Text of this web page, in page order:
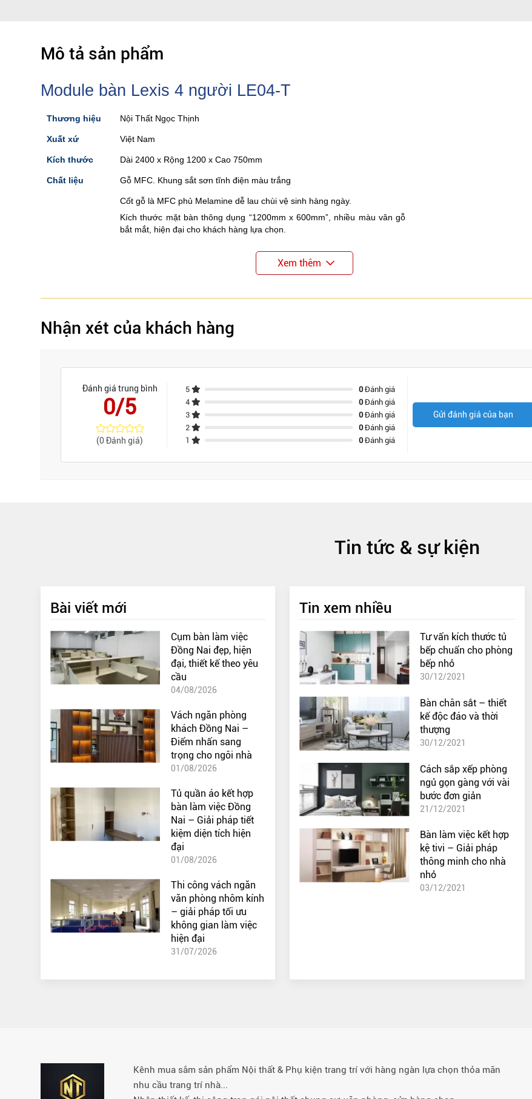
Mô tả sản phẩm
Module bàn Lexis 4 người LE04-T
Thương hiệu Nội Thất Ngọc Thịnh
Xuất xứ Việt Nam
Kích thước Dài 2400 x Rộng 1200 x Cao 750mm
Chất liệu Gỗ MFC. Khung sắt sơn tĩnh điện màu trắng
Cốt gỗ là MFC phủ Melamine dễ lau chùi vệ sinh hàng ngày.
Kích thước mặt bàn thông dụng “1200mm x 600mm”, nhiều màu vân gỗ
bắt mắt, hiện đại cho khách hàng lựa chọn.
Xem thêm
Nhận xét của khách hàng
Đánh giá trung bình
0/5
(0 Đánh giá)
5 0Đánh giá
4
0Đánh giá
3
0Đánh giá
2
0Đánh giá
1
0Đánh giá
Gửi đánh giá của bạn
Tin tức & sự kiện
Bài viết mới
Cụm bàn làm việc
Đồng Nai đẹp, hiện
đại, thiết kế theo yêu
cầu
04/08/2026
Vách ngăn phòng
khách Đồng Nai –
Điểm nhấn sang
trọng cho ngôi nhà
01/08/2026
Tủ quần áo kết hợp
bàn làm việc Đồng
Nai – Giải pháp tiết
kiệm diện tích hiện
đại
01/08/2026
Thi công vách ngăn
văn phòng nhôm kính
– giải pháp tối ưu
không gian làm việc
hiện đại
31/07/2026
Tin xem nhiều
Tư vấn kích thước tủ
bếp chuẩn cho phòng
bếp nhỏ
30/12/2021
Bàn chân sắt – thiết
kế độc đáo và thời
thượng
30/12/2021
Cách sắp xếp phòng
ngủ gọn gàng với vài
bước đơn giản
21/12/2021
Bàn làm việc kết hợp
kệ tivi – Giải pháp
thông minh cho nhà
nhỏ
03/12/2021
Kênh mua sắm sản phẩm Nội thất & Phụ kiện trang trí với hàng ngàn lựa chọn thỏa mãn
nhu cầu trang trí nhà...